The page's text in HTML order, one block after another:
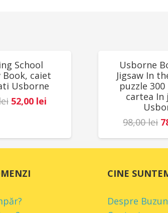
School
caiet
Usborne
Prețul
fost:
52,00 leiPrețul
52,00 lei.
REDUCERI!
Usborne
Jigsaw In
puzzle
cartea In
98,00lei
a
CINE
Despre